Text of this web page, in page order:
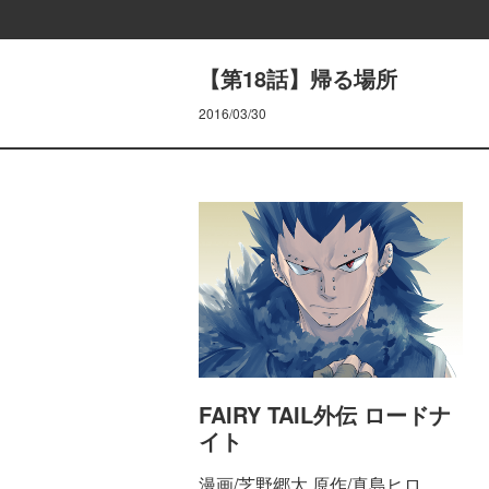
【第18話】帰る場所
2016/03/30
FAIRY TAIL外伝 ロードナ
イト